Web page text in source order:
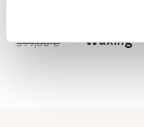
399,00€
Original
price
Current
price
Waxing